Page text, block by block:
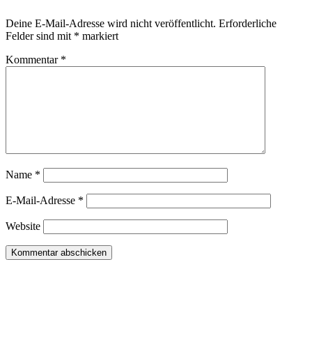
Deine E-Mail-Adresse wird nicht veröffentlicht. Erforderliche
Felder sind mit * markiert
Kommentar *
Name *
E-Mail-Adresse *
Website